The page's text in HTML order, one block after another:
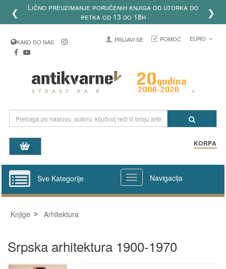
❮
Lično preuzimanje poručenih knjiga od utorka do
petka od 13 do 18h
❯
KAKO DO NAS PRIJAVI SE POMOĆ EURO
KORPA
Sve Kategorije Navigacija
Knjige Arhitektura
Srpska arhitektura 1900-1970